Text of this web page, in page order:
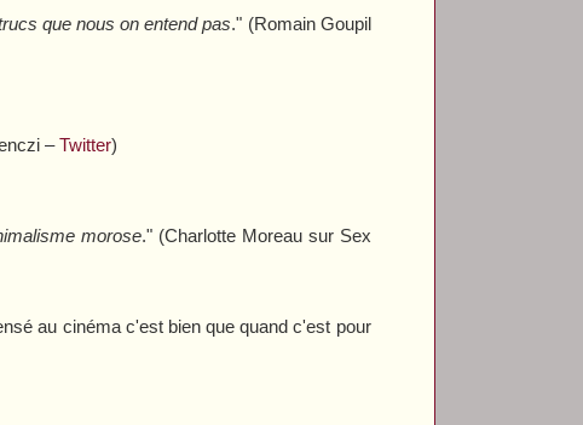
que nous on entend pas." (Romain Goupil
–Twitter)
morose." (Charlotte Moreau sur Sex
au cinéma c'est bien que quand c'est pour